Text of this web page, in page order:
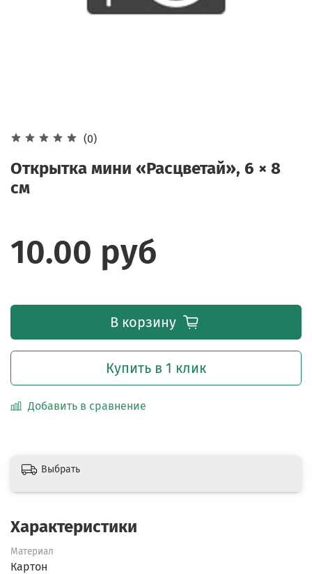
(0)
Открытка мини «Расцветай», 6 × 8
см
10.00 руб
В корзину
Купить в 1 клик
Добавить в сравнение
Выбрать
Характеристики
Материал
Картон